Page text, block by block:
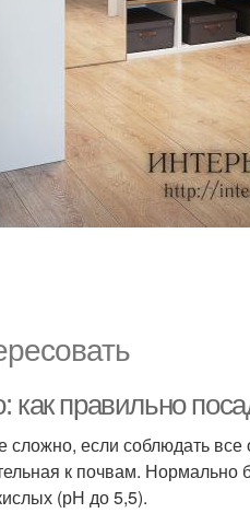
как правильно
если соблюдать все
к почвам.
(рН до 5,5).